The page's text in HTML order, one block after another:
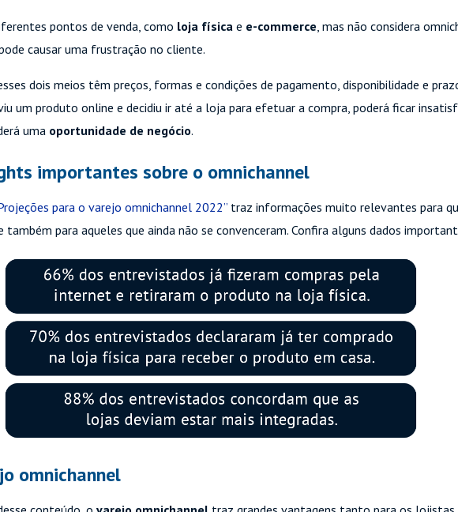
pontos de venda, como loja física e e-commerce, mas não considera
causar uma frustração no cliente.
dois meios têm preços, formas e condições de pagamento, disponibilidade e
um produto online e decidiu ir até a loja para efetuar a compra, poderá ficar
uma oportunidade de negócio.
importantes sobre o omnichannel
para o varejo omnichannel 2022” traz informações muito relevantes para
para aqueles que ainda não se convenceram. Confira alguns dados
omnichannel